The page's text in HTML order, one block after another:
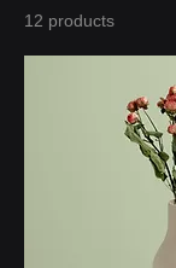
12 products